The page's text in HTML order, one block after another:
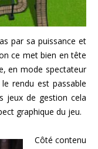
par sa puissance et
ce met bien en tête
en mode spectateur
rendu est passable
jeux de gestion cela
graphique du jeu.
Côté contenu